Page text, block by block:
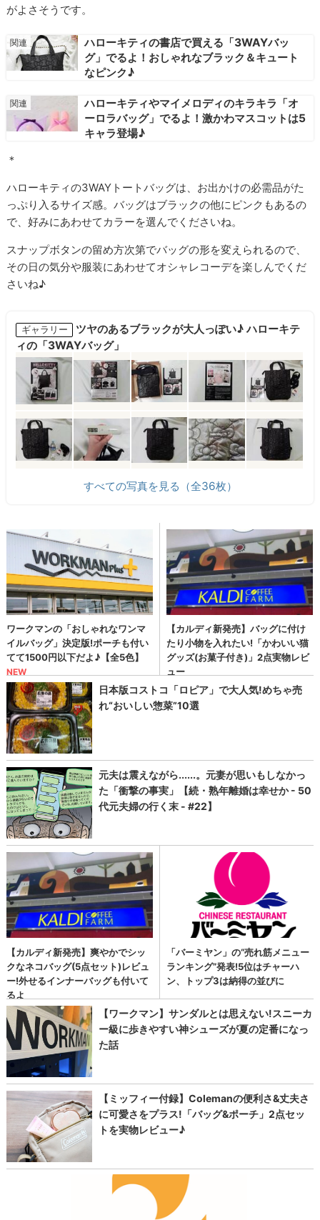
がよさそうです。
ハローキティの書店で買える「3WAYバッ
グ」でるよ！おしゃれなブラック＆キュート
なピンク♪
ハローキティやマイメロディのキラキラ「オ
ーロラバッグ」でるよ！激かわマスコットは5
キャラ登場♪
＊
ハローキティの3WAYトートバッグは、お出かけの必需品がた
っぷり入るサイズ感。バッグはブラックの他にピンクもあるの
で、好みにあわせてカラーを選んでくださいね。
スナップボタンの留め方次第でバッグの形を変えられるので、
その日の気分や服装にあわせてオシャレコーデを楽しんでくだ
さいね♪
ギャラリー
ツヤのあるブラックが大人っぽい♪ ハローキテ
ィの「3WAYバッグ」
すべての写真を見る（全36枚）